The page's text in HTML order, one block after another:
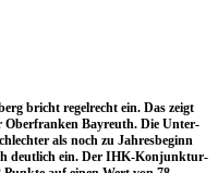
bricht regel­recht ein. Das zeigt
Bay­reuth. Die Unter­
als noch zu Jah­res­be­ginn
deut­lich ein. Der IHK-Kon­junk­tur­